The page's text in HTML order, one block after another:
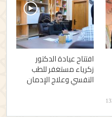
افتتاح عيادة الدكتور
زكرياء مستغفر للطب
النفسي وعلاج الإدمان